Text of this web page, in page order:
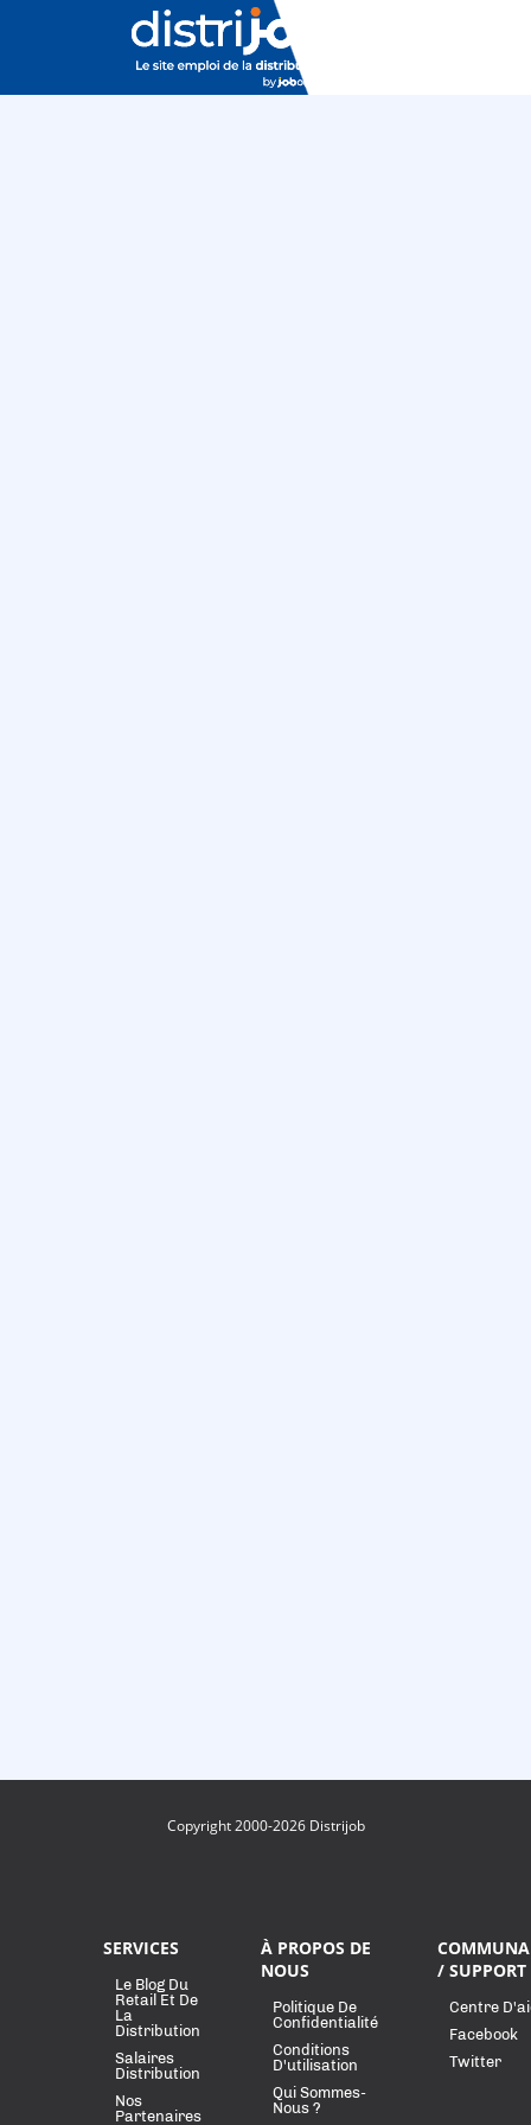
Copyright 2000-2026 Distrijob
SERVICES
Le Blog Du
Retail Et De
La
Distribution
Salaires
Distribution
Nos
Partenaires
À PROPOS DE
NOUS
Politique De
Confidentialité
Conditions
D'utilisation
Qui Sommes-
Nous ?
/ SUPPORT
Centre
Facebook
Twitter